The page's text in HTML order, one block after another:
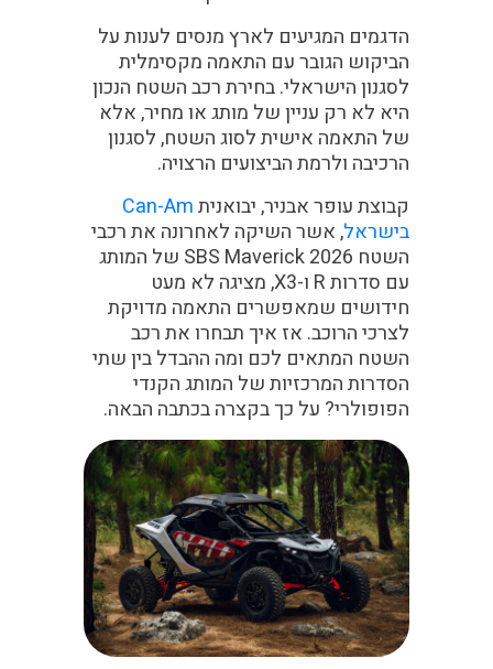
הדגמים המגיעים לארץ מנסים לענות על
הביקוש הגובר עם התאמה מקסימלית
לסגנון הישראלי. בחירת רכב השטח הנכון
היא לא רק עניין של מותג או מחיר, אלא
של התאמה אישית לסוג השטח, לסגנון
הרכיבה ולרמת הביצועים הרצויה.
קבוצת עופר אבניר, יבואניתCan-Am
בישראל, אשר השיקה לאחרונה את רכבי
השטח SBS Maverick 2026 של המותג
עם סדרות R ו-X3, מציגה לא מעט
חידושים שמאפשרים התאמה מדויקת
לצרכי הרוכב. אז איך תבחרו את רכב
השטח המתאים לכם ומה ההבדל בין שתי
הסדרות המרכזיות של המותג הקנדי
הפופולרי? על כך בקצרה בכתבה הבאה.